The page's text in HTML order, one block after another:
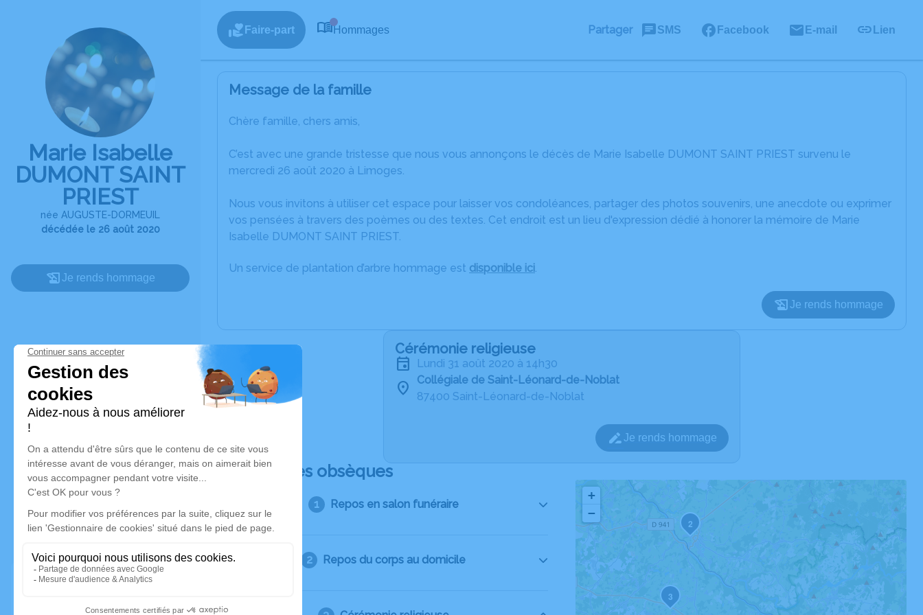
Marie Isabelle
DUMONT SAINT
PRIEST
née AUGUSTE-DORMEUIL
décédée le 26 août 2020
Je rends hommage
Faire-part Hommages Partager SMS Facebook E-mail Lien
Message de la famille
Chère famille, chers amis,
C’est avec une grande tristesse que nous vous annonçons le décès de Marie Isabelle DUMONT SAINT PRIEST survenu le
mercredi 26 août 2020 à Limoges.
Nous vous invitons à utiliser cet espace pour laisser vos condoléances, partager des photos souvenirs, une anecdote ou exprimer
vos pensées à travers des poèmes ou des textes. Cet endroit est un lieu d'expression dédié à honorer la mémoire de Marie
Isabelle DUMONT SAINT PRIEST.
Un service de plantation d’arbre hommage est disponible ici.
Je rends hommage
Cérémonie religieuse
lundi 31 août 2020 à 14h30
Collégiale de Saint-Léonard-de-Noblat
87400 Saint-Léonard-de-Noblat
Je rends hommage
Déroulé des obsèques
Repos en salon funéraire
Repos du corps au domicile
2
3
+
−